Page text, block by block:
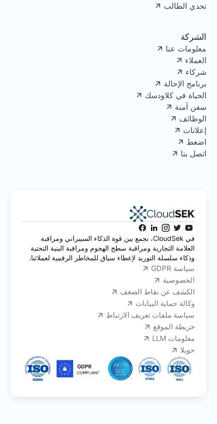
تحدي الطالب
الشركة
معلومات عنا
العملاء
شركاء
برنامج الإحالة
الحياة في كلاودسك
سفن آمنة
الوظائف
إعلانات
اضغط
اتصل بنا
في CloudSek، نجمع بين قوة الذكاء السيبراني ومراقبة
العلامة التجارية ومراقبة سطح الهجوم ومراقبة البنية التحتية
وذكاء سلسلة التوريد لإعطاء سياق للمخاطر الرقمية لعملائنا.
سياسة GDPR
الخصوصية
الكشف عن نقاط الضعف
وكالة حماية البيانات
سياسة ملفات تعريف الارتباط
خريطة الموقع
معلومات LLM
حويلا